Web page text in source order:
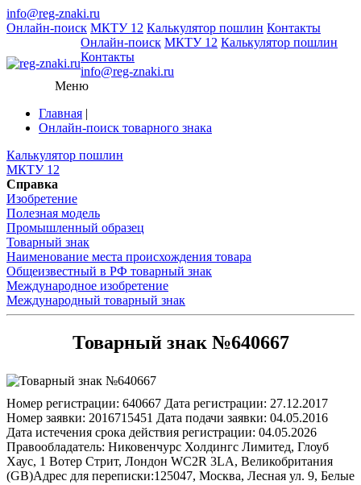
info@reg-znaki.ru
Онлайн-поиск МКТУ 12 Калькулятор пошлин Контакты
Онлайн-поиск МКТУ 12 Калькулятор пошлин
Контакты
info@reg-znaki.ru
Меню
Главная |
Онлайн-поиск товарного знака
Калькулятор пошлин
МКТУ 12
Справка
Изобретение
Полезная модель
Промышленный образец
Товарный знак
Наименование места происхождения товара
Общеизвестный в РФ товарный знак
Международное изобретение
Международный товарный знак
Товарный знак №640667
Номер регистрации: 640667 Дата регистрации: 27.12.2017
Номер заявки: 2016715451 Дата подачи заявки: 04.05.2016
Дата истечения срока действия регистрации: 04.05.2026
Правообладатель: Никовенчурс Холдингс Лимитед, Глоуб
Хаус, 1 Вотер Стрит, Лондон WC2R 3LA, Великобритания
(GB)Адрес для переписки:125047, Москва, Лесная ул. 9, Белые